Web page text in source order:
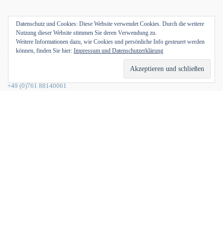
Hildastraße 5,
Deutschland
+49 (0)761 88140061
Datenschutz und Cookies: Diese Website verwendet Cookies. Durch die weitere
Nutzung dieser Website stimmen Sie deren Verwendung zu.
Weitere Informationen dazu, wie Cookies und persönliche Info gesteuert werden
können, finden Sie hier: Impressum und Datenschutzerklärung